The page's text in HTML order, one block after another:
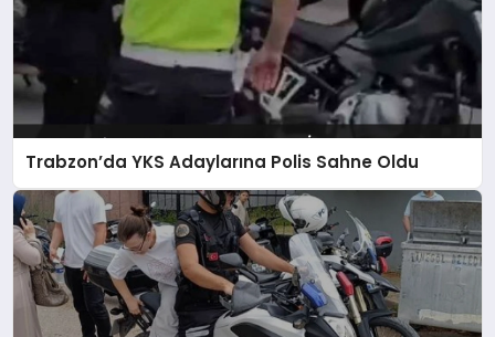
Trabzon’da YKS Adaylarına Polis Sahne Oldu